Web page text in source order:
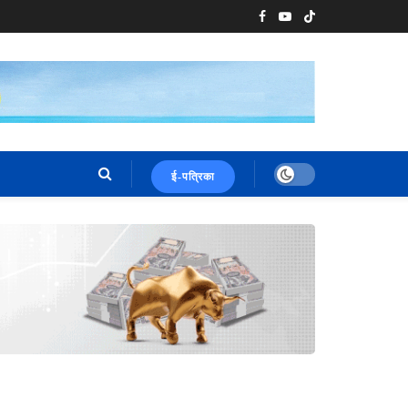
ई-पत्रिका